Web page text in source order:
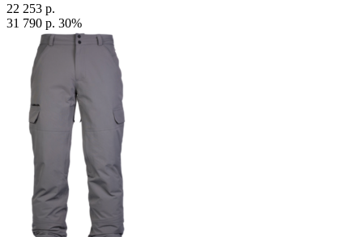
22 253 р.
31 790 р. 30%